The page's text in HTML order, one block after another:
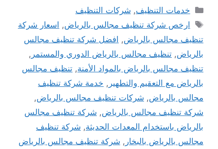
التصنيفات
خدمات التنظيف, شركات التنظيف
الوسوم
ارخص شركة تنظيف مجالس بالرياض, اسعار شركة
تنظيف مجالس بالرياض, افضل شركة تنظيف مجالس
بالرياض, تنظيف مجالس بالرياض الدوري والمستمر ,
تنظيف مجالس بالرياض بالمواد الأمنة, تنظيف مجالس
بالرياض مع التعقيم والتطهير , خدمة شركة تنظيف
مجالس بالرياض, شركات تنظيف مجالس بالرياض,
شركة تنظيف مجالس بالرياض, شركة تنظيف مجالس
بالرياض باستخدام المعدات الحديثة, شركة تنظيف
مجالس بالرياض بالبخار , شركة تنظيف مجالس بالرياض